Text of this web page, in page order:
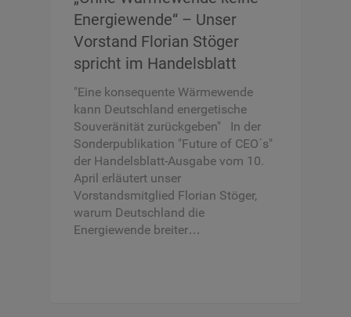
Energiewende“ – Unser
Vorstand Florian Stöger
spricht im Handelsblatt
"Eine konsequente Wärmewende
kann Deutschland energetische
Souveränität zurückgeben" In der
Sonderpublikation "Future of CEO´s"
der Handelsblatt-Ausgabe vom 10.
April erläutert unser
Vorstandsmitglied Florian Stöger,
warum Deutschland die
Energiewende breiter…